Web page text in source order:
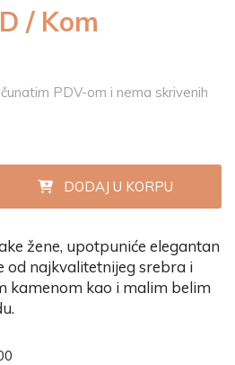
/ Kom
PDV-om i nema skrivenih
DODAJ U KORPU
žene, upotpuniće elegantan
od najkvalitetnijeg srebra i
kamenom kao i malim belim